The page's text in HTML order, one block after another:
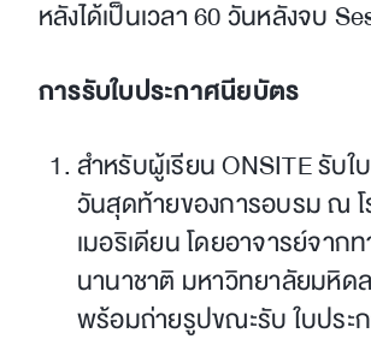
หลังได้เป็นเวลา 60 วันหลังจบ
การรับใบประกาศนียบัตร
สำหรับผู้เรียน ONSITE รับใ
วันสุดท้ายของการอบรม ณ โ
เมอริเดียน โดยอาจารย์จาก
นานาชาติ มหาวิทยาลัยมหิด
พร้อมถ่ายรูปขณะรับ ใบประ